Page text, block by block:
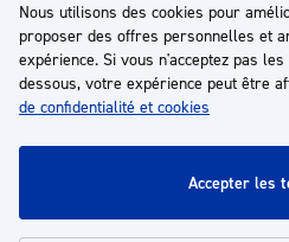
Nous utilisons des cookies pour
proposer des offres personnelles et
expérience. Si vous n'acceptez pas
dessous, votre expérience peut être
de confidentialité et cookies
accepter les
Réparation
Formation
À propos
Service client